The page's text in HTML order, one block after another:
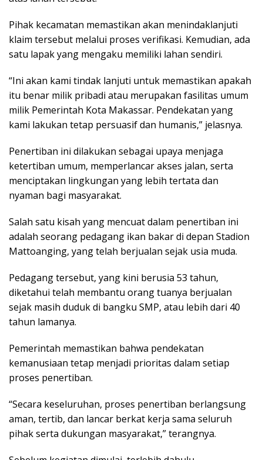
Pihak kecamatan memastikan akan menindaklanjuti
klaim tersebut melalui proses verifikasi. Kemudian, ada
satu lapak yang mengaku memiliki lahan sendiri.
“Ini akan kami tindak lanjuti untuk memastikan apakah
itu benar milik pribadi atau merupakan fasilitas umum
milik Pemerintah Kota Makassar. Pendekatan yang
kami lakukan tetap persuasif dan humanis,” jelasnya.
Penertiban ini dilakukan sebagai upaya menjaga
ketertiban umum, memperlancar akses jalan, serta
menciptakan lingkungan yang lebih tertata dan
nyaman bagi masyarakat.
Salah satu kisah yang mencuat dalam penertiban ini
adalah seorang pedagang ikan bakar di depan Stadion
Mattoanging, yang telah berjualan sejak usia muda.
Pedagang tersebut, yang kini berusia 53 tahun,
diketahui telah membantu orang tuanya berjualan
sejak masih duduk di bangku SMP, atau lebih dari 40
tahun lamanya.
Pemerintah memastikan bahwa pendekatan
kemanusiaan tetap menjadi prioritas dalam setiap
proses penertiban.
“Secara keseluruhan, proses penertiban berlangsung
aman, tertib, dan lancar berkat kerja sama seluruh
pihak serta dukungan masyarakat,” terangnya.